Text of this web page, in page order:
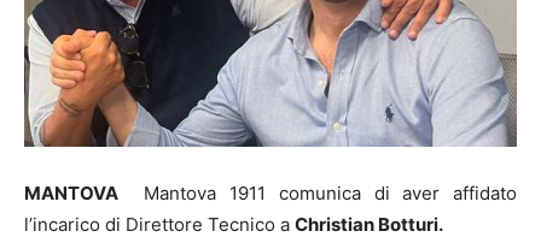
MANTOVA Mantova 1911 comunica di aver affidato
l’incarico di Direttore Tecnico a Christian Botturi.